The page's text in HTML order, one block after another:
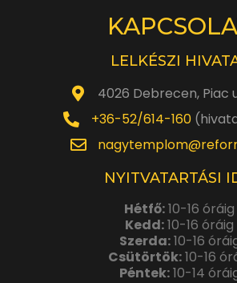
LELKÉSZI
4026 Debrecen, Piac
+36-52/614-160
NYITVATARTÁSI
Hétfő:10-16 óráig
Kedd:10-16 óráig
Szerda:10-16
Csütörtök:10-16
Péntek:10-14